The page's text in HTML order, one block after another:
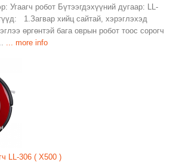
Угаагч робот Бүтээгдэхүүний дугаар: LL-
1.Загвар хийц сайтай, хэрэглэхэд
өргөнтэй бага оврын робот тоос сорогч
... more info
LL-306 ( X500 )